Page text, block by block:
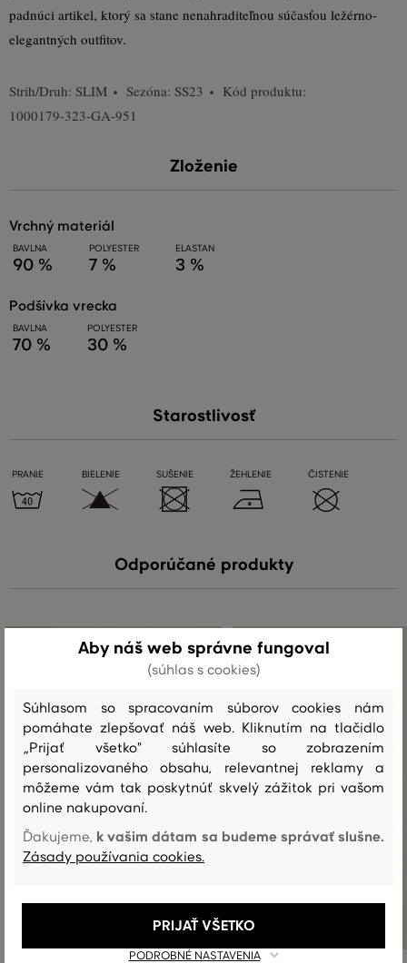
padnúci artikel, ktorý sa stane nenahraditeľnou súčasťou ležérno-
elegantných outfitov.
Strih/Druh: SLIM Sezóna: SS23
Kód produktu:
1000179-323-GA-951
Zloženie
vrchný materiál
BAVLNA
90 %
POLYESTER
7 %
ELASTAN
3 %
podšívka vrecka
BAVLNA
70 %
POLYESTER
30 %
Starostlivosť
PRANIE BIELENIE SUŠENIE ŽEHLENIE ČISTENIE
Odporúčané produkty
Aby náš web správne fungoval
(súhlas s cookies)
Súhlasom so spracovaním súborov cookies nám
pomáhate zlepšovať náš web. Kliknutím na tlačidlo
„Prijať všetko" súhlasíte so zobrazením
personalizovaného obsahu, relevantnej reklamy a
môžeme vám tak poskytnúť skvelý zážitok pri vašom
online nakupovaní.
Ďakujeme, k vašim dátam sa budeme správať slušne.
Zásady používania cookies.
PODROBNÉ NASTAVENIA
PRIJAŤ VŠETKO